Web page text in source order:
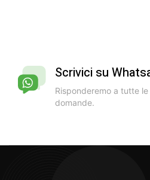
Scrivici su
Risponderemo a tutte
domande.